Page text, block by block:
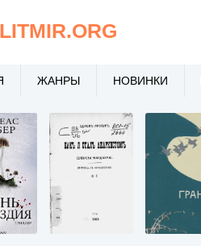
LITMIR.ORG
ЖАНРЫ НОВИНКИ